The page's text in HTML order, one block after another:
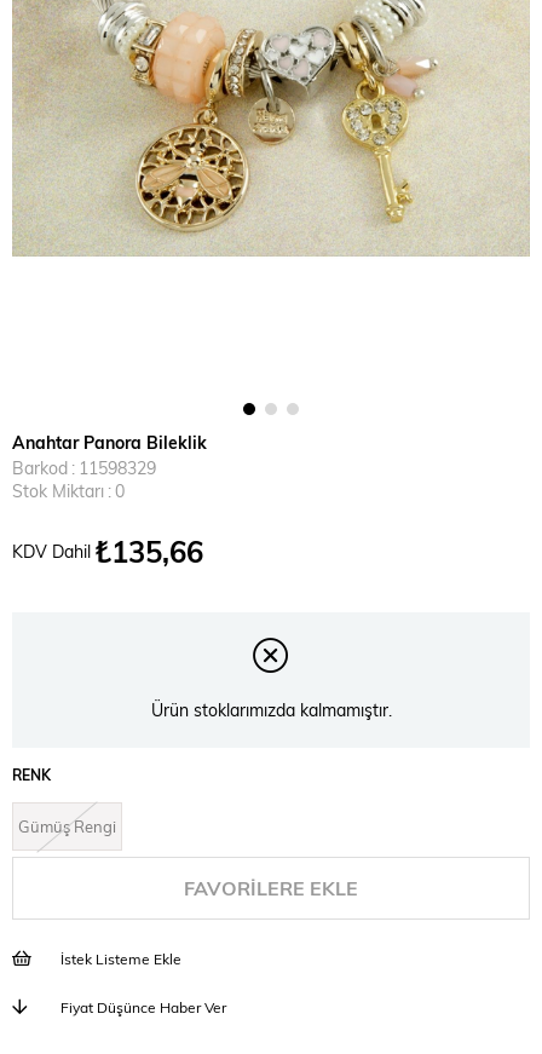
Anahtar Panora Bileklik
Barkod : 11598329
Stok Miktarı :0
KDV Dahil ₺135,66
Ürün stoklarımızda kalmamıştır.
RENK
Gümüş Rengi
FAVORILERE EKLE
İstek Listeme Ekle
Fiyat Düşünce Haber Ver